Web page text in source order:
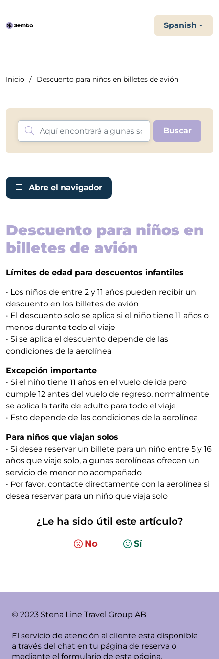
Spanish
Inicio Descuento para niños en billetes de avión
Abre el navigador
Descuento para niños en
billetes de avión
Límites de edad para descuentos infantiles
• Los niños de entre 2 y 11 años pueden recibir un
descuento en los billetes de avión
• El descuento solo se aplica si el niño tiene 11 años o
menos durante todo el viaje
• Si se aplica el descuento depende de las
condiciones de la aerolínea
Excepción importante
• Si el niño tiene 11 años en el vuelo de ida pero
cumple 12 antes del vuelo de regreso, normalmente
se aplica la tarifa de adulto para todo el viaje
• Esto depende de las condiciones de la aerolínea
Para niños que viajan solos
• Si desea reservar un billete para un niño entre 5 y 16
años que viaje solo, algunas aerolíneas ofrecen un
servicio de menor no acompañado
• Por favor, contacte directamente con la aerolínea si
desea reservar para un niño que viaja solo
¿Le ha sido útil este artículo?
No Sí
© 2023 Stena Line Travel Group AB
El servicio de atención al cliente está disponible
a través del chat en tu página de reserva o
mediante el formulario de esta página.